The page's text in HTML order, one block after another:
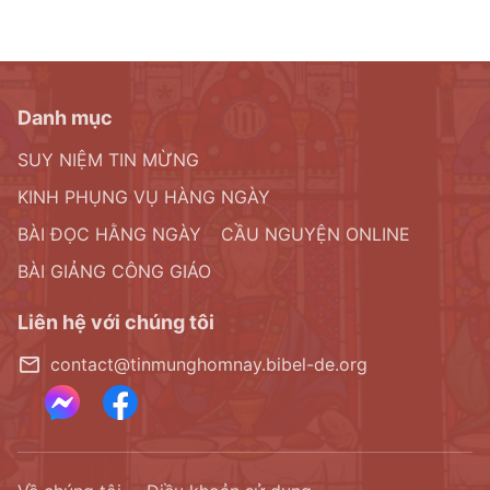
đường tin cậy Chúa, vui lòng liên hệ với chúng
web và chúng tôi sẽ chia sẻ lời Chúa về vấn đề
này với bạn.
Danh mục
SUY NIỆM TIN MỪNG
KINH PHỤNG VỤ HÀNG NGÀY
BÀI ĐỌC HẰNG NGÀY
CẦU NGUYỆN ONLINE
BÀI GIẢNG CÔNG GIÁO
Liên hệ với chúng tôi
contact@tinmunghomnay.bibel-de.org